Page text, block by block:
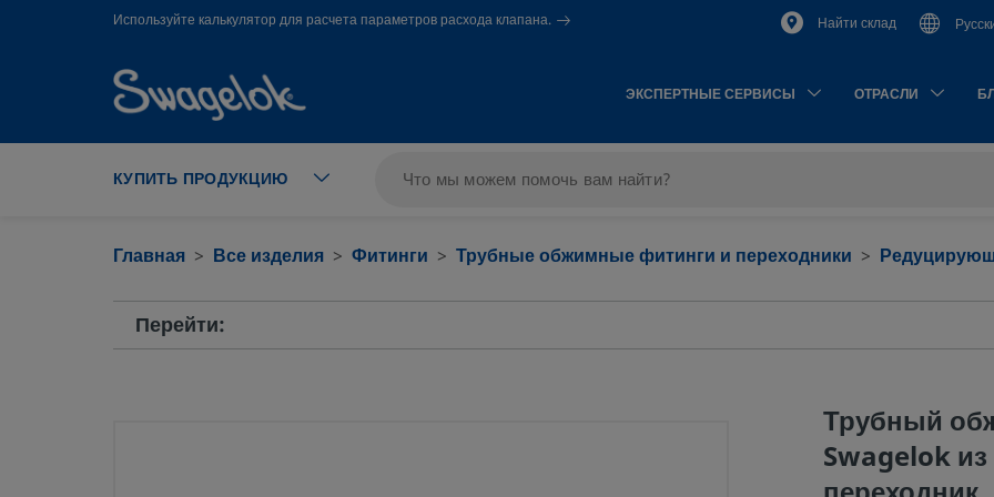
text.skipToContent
text.skipToNavigationИспользуйте калькулятор для расчета параметров расхода клапана. Найти склад
ЭКСПЕРТНЫЕ СЕРВИСЫ ОТРАСЛИ
КУПИТЬ ПРОДУКЦИЮ
Главная Все изделия Фитинги Трубные обжимные фитинги и переходники
Перейти:
Трубный
Swagelok